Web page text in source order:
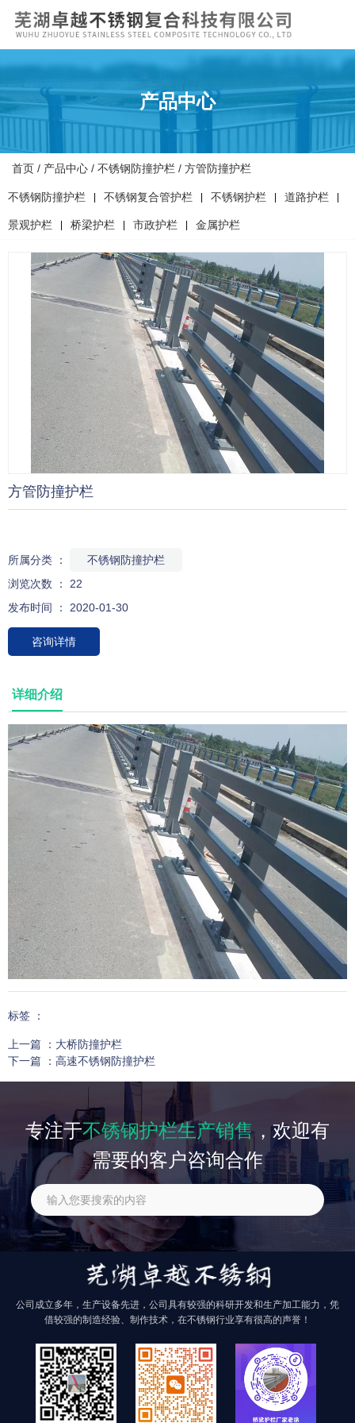
产品中心
首页 / 产品中心 / 不锈钢防撞护栏 / 方管防撞护栏
不锈钢防撞护栏 不锈钢复合管护栏 不锈钢护栏 道路护栏
景观护栏 桥梁护栏 市政护栏 金属护栏
方管防撞护栏
所属分类 ：
不锈钢防撞护栏
浏览次数 ： 22
发布时间 ： 2020-01-30
咨询详情
详细介绍
标签 ：
上一篇 ： 大桥防撞护栏
下一篇 ： 高速不锈钢防撞护栏
相关产品
找不到任何内容
专注于不锈钢护栏生产销售，欢迎有
需要的客户咨询合作
公司成立多年，生产设备先进，公司具有较强的科研开发和生产加工能力，凭
借较强的制造经验、制作技术，在不锈钢行业享有很高的声誉！